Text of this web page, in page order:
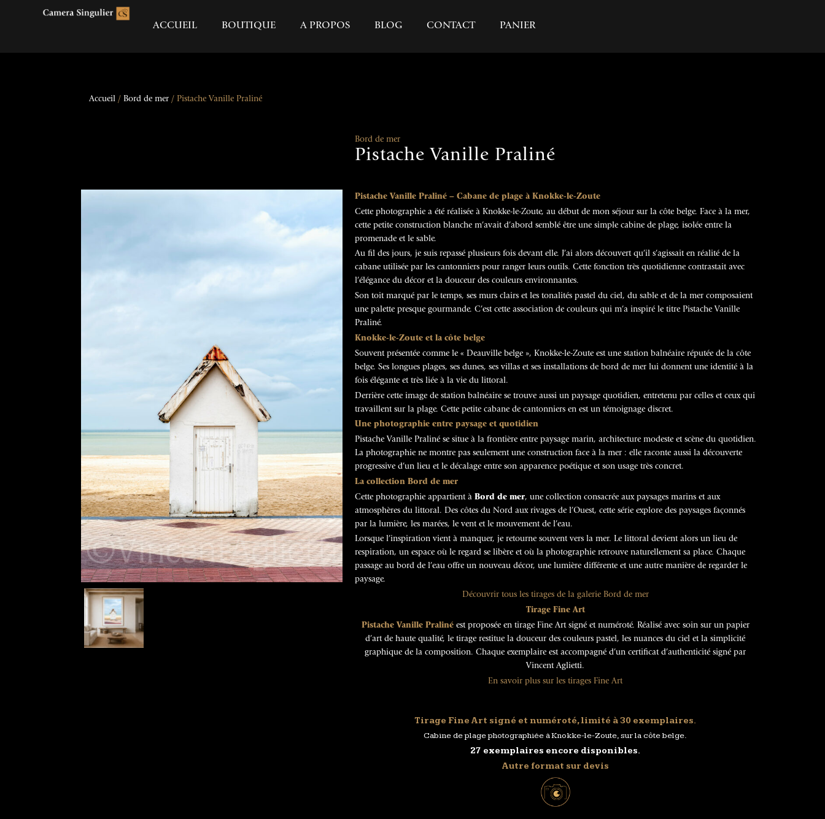
ACCUEIL BOUTIQUE A PROPOS BLOG CONTACT PANIER
Accueil/ Bord de mer/ Pistache Vanille Praliné
Bord de mer
Pistache Vanille Praliné
Pistache VanillePraliné – Cabane de plage à Knokke-le-Zoute
Cette photographie a été réalisée à Knokke-le-Zoute, au début de mon séjour sur la côte belge. Face à la mer,
cette petite construction blanche m’avait d’abord semblé être une simple cabine de plage, isolée entre la
promenade et le sable.
Au fil des jours, je suis repassé plusieurs fois devant elle. J’ai alors découvert qu’il s’agissait en réalité de la
cabane utilisée par les cantonniers pour ranger leurs outils. Cette fonction très quotidienne contrastait avec
l’élégance du décor et la douceur des couleurs environnantes.
Son toit marqué par le temps, ses murs clairs et les tonalités pastel du ciel, du sable et de la mer composaient
une palette presque gourmande. C’est cette association de couleurs qui m’a inspiré le titre Pistache Vanille
Praliné.
Knokke-le-Zoute et la côte belge
Souvent présentée comme le « Deauville belge », Knokke-le-Zoute est une station balnéaire réputée de la côte
belge. Ses longues plages, ses dunes, ses villas et ses installations de bord de mer lui donnent une identité à la
fois élégante et très liée à la vie du littoral.
Derrière cette image de station balnéaire se trouve aussi un paysage quotidien, entretenu par celles et ceux qui
travaillent sur la plage. Cette petite cabane de cantonniers en est un témoignage discret.
Une photographie entre paysage et quotidien
Pistache Vanille Praliné se situe à la frontière entre paysage marin, architecture modeste et scène du quotidien.
La photographie ne montre pas seulement une construction face à la mer : elle raconte aussi la découverte
progressive d’un lieu et le décalage entre son apparence poétique et son usage très concret.
La collection Bord de mer
Cette photographie appartient à Bord de mer, une collection consacrée aux paysages marins et aux
atmosphères du littoral. Des côtes du Nord aux rivages de l’Ouest, cette série explore des paysages façonnés
par la lumière, les marées, le vent et le mouvement de l’eau.
Lorsque l’inspiration vient à manquer, je retourne souvent vers la mer. Le littoral devient alors un lieu de
respiration, un espace où le regard se libère et où la photographie retrouve naturellement sa place. Chaque
passage au bord de l’eau offre un nouveau décor, une lumière différente et une autre manière de regarder le
paysage.
Découvrir tous les tirages de la galerie Bord de mer
Tirage Fine Art
Pistache Vanille Pralinéest proposée en tirage Fine Art signé et numéroté. Réalisé avec soin sur un papier
d’art de haute qualité, le tirage restitue la douceur des couleurs pastel, les nuances du ciel et la simplicité
graphique de la composition. Chaque exemplaire est accompagné d’un certificat d’authenticité signé par
Vincent Aglietti.
En savoir plus sur les tirages Fine Art
Tirage Fine Art signé et numéroté, limité à 30 exemplaires.
Cabine de plage photographiée à Knokke-le-Zoute, sur la côte belge.
27 exemplaires encore disponibles.
Autre format sur devis